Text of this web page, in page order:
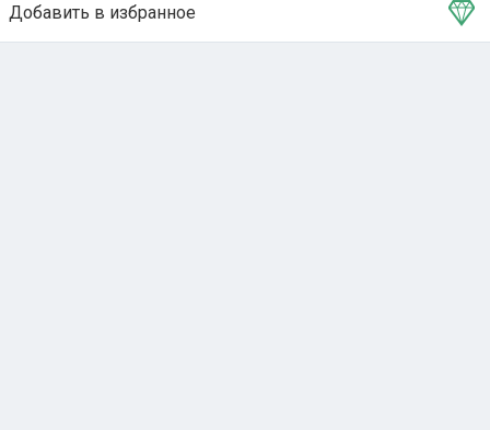
Добавить в избранное
Тема в избранном